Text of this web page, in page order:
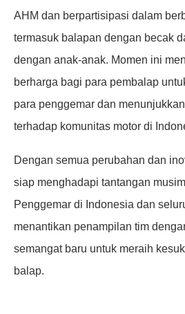
AHM dan berpartisipasi dalam
termasuk balapan dengan becak
dengan anak-anak. Momen ini
berharga bagi para pembalap
para penggemar dan
terhadap komunitas motor di
Dengan semua perubahan dan
siap menghadapi tantangan
Penggemar di Indonesia dan
menantikan penampilan tim
semangat baru untuk meraih
balap.